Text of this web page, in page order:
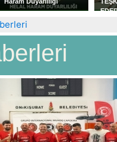
EDEREK YENİ PARTİ YE